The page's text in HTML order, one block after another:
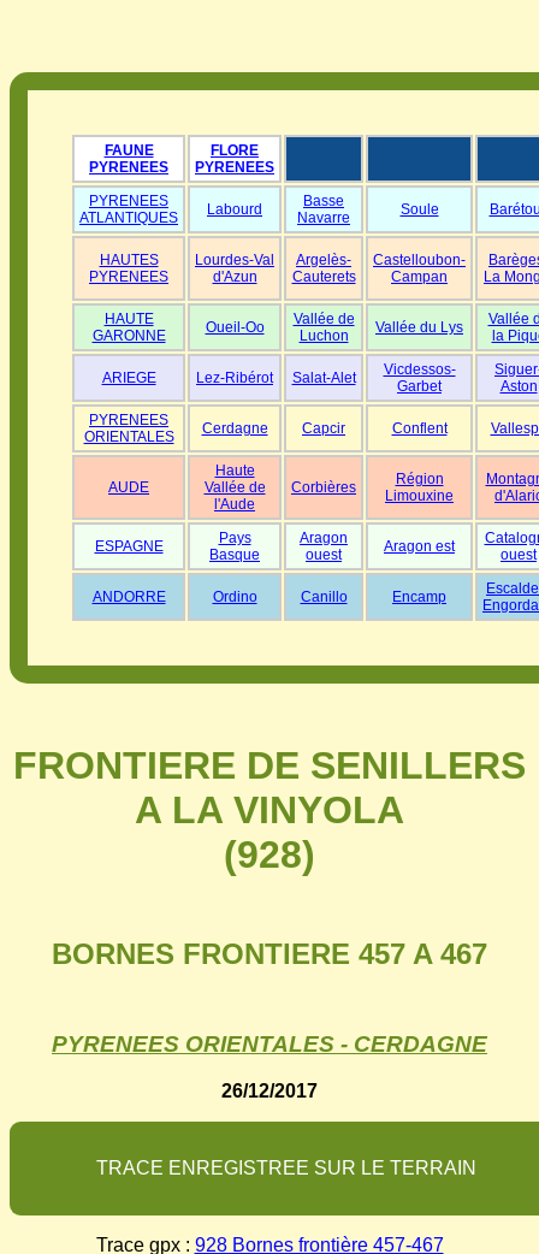
FAUNE
PYRENEES
FLORE
PYRENEES
PYRENEES
ATLANTIQUES
Labourd
Basse
Navarre
Soule
HAUTES
PYRENEES
Lourdes-Val
d'Azun
Argelès-
Cauterets
Castelloubon-
Campan
La
HAUTE
GARONNE
Oueil-Oo
Vallée de
Luchon
Vallée du Lys
Vallée
la
ARIEGE Lez-Ribérot Salat-Alet
Vicdessos-
Garbet
Aston
PYRENEES
ORIENTALES
Cerdagne Capcir Conflent
AUDE
Haute
Vallée de
l'Aude
Corbières
Région
Limouxine
ESPAGNE
Pays
Basque
Aragon
ouest
Aragon est
ouest
ANDORRE Ordino Canillo Encamp
FRONTIERE DE SENILLERS
A LA VINYOLA
(928)
BORNES FRONTIERE 457 A 467
PYRENEES ORIENTALES - CERDAGNE
26/12/2017
TRACE EN REG STREE SUR LE TERRA N
Trace gpx : 928 Bornes frontière 457-467